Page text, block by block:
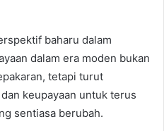
baharu dalam
dalam era moden bukan
tetapi turut
keupayaan untuk terus
sentiasa berubah.